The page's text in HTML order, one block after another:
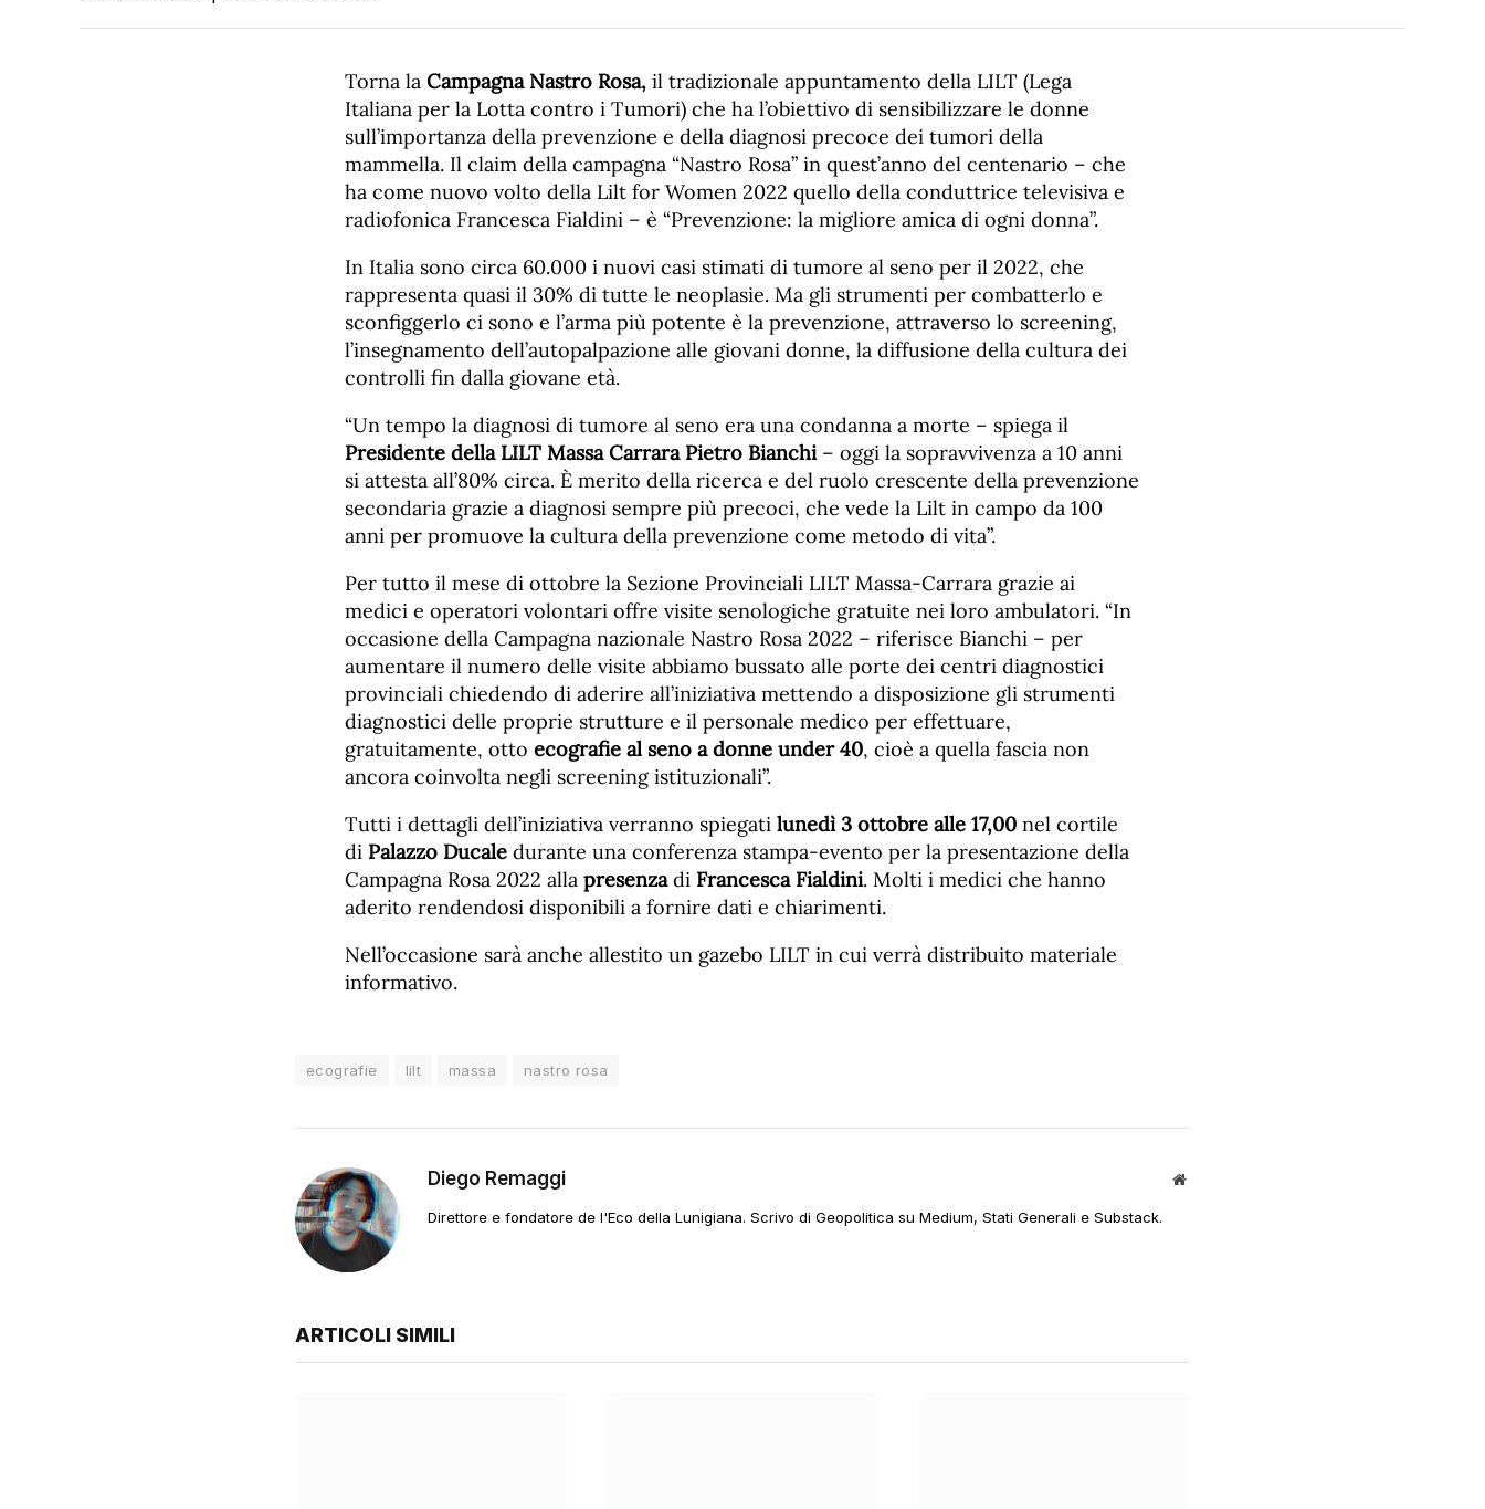
Torna la Campagna Nastro Rosa, il tradizionale appuntamento della LILT (Lega
Italiana per la Lotta contro i Tumori) che ha l’obiettivo di sensibilizzare le donne
sull’importanza della prevenzione e della diagnosi precoce dei tumori della
mammella. Il claim della campagna “Nastro Rosa” in quest’anno del centenario – che
ha come nuovo volto della Lilt for Women 2022 quello della conduttrice televisiva e
radiofonica Francesca Fialdini – è “Prevenzione: la migliore amica di ogni donna”.
In Italia sono circa 60.000 i nuovi casi stimati di tumore al seno per il 2022, che
rappresenta quasi il 30% di tutte le neoplasie. Ma gli strumenti per combatterlo e
sconfiggerlo ci sono e l’arma più potente è la prevenzione, attraverso lo screening,
l’insegnamento dell’autopalpazione alle giovani donne, la diffusione della cultura dei
controlli fin dalla giovane età.
“Un tempo la diagnosi di tumore al seno era una condanna a morte – spiega il
Presidente della LILT Massa Carrara Pietro Bianchi – oggi la sopravvivenza a 10 anni
si attesta all’80% circa. È merito della ricerca e del ruolo crescente della prevenzione
secondaria grazie a diagnosi sempre più precoci, che vede la Lilt in campo da 100
anni per promuove la cultura della prevenzione come metodo di vita”.
Per tutto il mese di ottobre la Sezione Provinciali LILT Massa-Carrara grazie ai
medici e operatori volontari offre visite senologiche gratuite nei loro ambulatori. “In
occasione della Campagna nazionale Nastro Rosa 2022 – riferisce Bianchi – per
aumentare il numero delle visite abbiamo bussato alle porte dei centri diagnostici
provinciali chiedendo di aderire all’iniziativa mettendo a disposizione gli strumenti
diagnostici delle proprie strutture e il personale medico per effettuare,
gratuitamente, otto ecografie al seno a donne under 40, cioè a quella fascia non
ancora coinvolta negli screening istituzionali”.
Tutti i dettagli dell’iniziativa verranno spiegati lunedì 3 ottobre alle 17,00 nel cortile
di Palazzo Ducale durante una conferenza stampa-evento per la presentazione della
Campagna Rosa 2022 alla presenzadi Francesca Fialdini. Molti i medici che hanno
aderito rendendosi disponibili a fornire dati e chiarimenti.
Nell’occasione sarà anche allestito un gazebo LILT in cui verrà distribuito materiale
informativo.
ecografie lilt massa nastro rosa
Diego Remaggi
Sito
Direttore e fondatore de l'Eco della Lunigiana. Scrivo di Geopolitica su Medium, Stati Generali e Substack.
ARTICOLI SIMILI